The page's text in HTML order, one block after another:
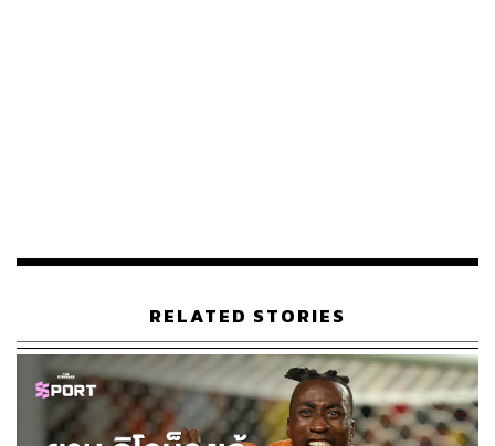
ABOUT THE AUTHOR
อนุชิต ไกรวิจิตร
กีฬา สำนักข่าว THE STANDARD ผู้มีงาน
อดิเรกคือการสัมภาษณ์ BNK48
RELATED STORIES